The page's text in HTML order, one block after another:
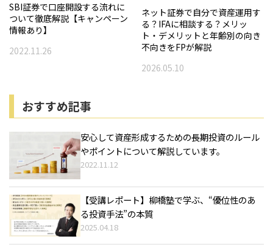
SBI証券で口座開設する流れに
ついて徹底解説【キャンペーン
情報あり】
2022.11.26
ネット証券で自分で資産運用す
る？IFAに相談する？メリッ
ト・デメリットと年齢別の向き
不向きをFPが解説
2026.05.10
おすすめ記事
安心して資産形成するための長期投資のルール
やポイントについて解説しています。
2022.11.12
【受講レポート】柳橋塾で学ぶ、“優位性のあ
る投資手法”の本質
2025.04.18